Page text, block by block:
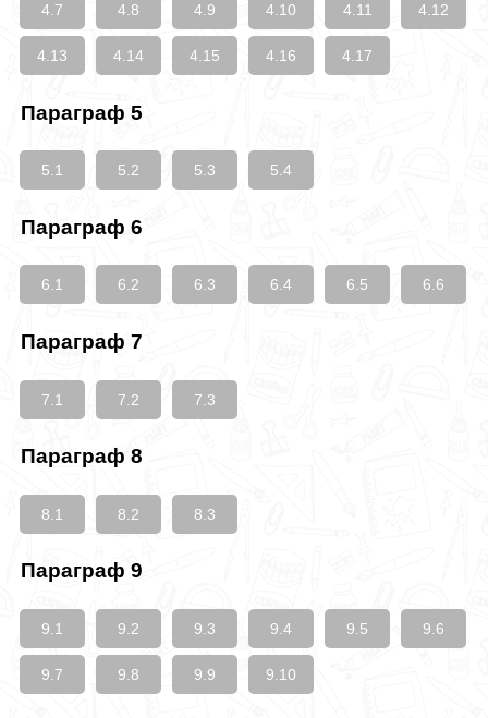
4.7 4.8 4.9 4.10 4.11 4.12
4.13 4.14 4.15 4.16 4.17
Параграф 5
5.1 5.2 5.3 5.4
Параграф 6
6.1 6.2 6.3 6.4 6.5 6.6
Параграф 7
7.1 7.2 7.3
Параграф 8
8.1 8.2 8.3
Параграф 9
9.1 9.2 9.3 9.4 9.5 9.6
9.7 9.8 9.9 9.10